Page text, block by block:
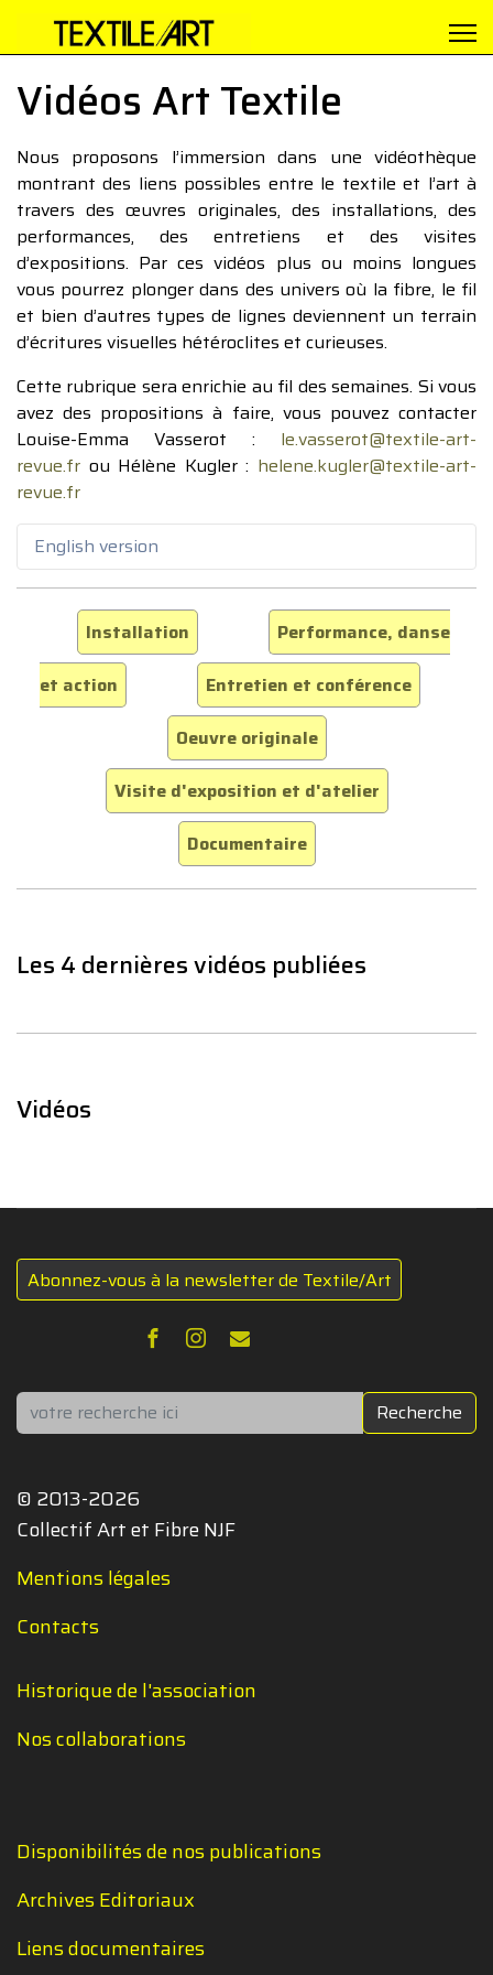
Vidéos Art Textile
Nous proposons l’immersion dans une vidéothèque
montrant des liens possibles entre le textile et l’art à
travers des œuvres originales, des installations, des
performances, des entretiens et des visites
d’expositions. Par ces vidéos plus ou moins longues
vous pourrez plonger dans des univers où la fibre, le fil
et bien d’autres types de lignes deviennent un terrain
d’écritures visuelles hétéroclites et curieuses.
Cette rubrique sera enrichie au fil des semaines. Si vous
avez des propositions à faire, vous pouvez contacter
Louise-Emma Vasserot : le.vasserot@textile-art-
revue.fr ou Hélène Kugler : helene.kugler@textile-art-
revue.fr
English version
Installation
Performance, danse
et action
Entretien et conférence
Oeuvre originale
Visite d'exposition et d'atelier
Documentaire
Les 4 dernières vidéos publiées
Vidéos
Abonnez-vous à la newsletter de Textile/Art
Rechercher Recherche
© 2013-2026
Collectif Art et Fibre NJF
Mentions légales
Contacts
Historique de l'association
Nos collaborations
Disponibilités de nos publications
Archives Editoriaux
Liens documentaires